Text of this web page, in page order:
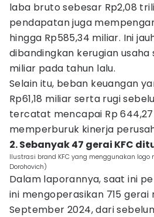
laba bruto sebesar Rp2,08
pendapatan juga
hingga Rp585,34 miliar. Ini
dibandingkan kerugian usaha
miliar pada tahun lalu.
Selain itu, beban keuangan
Rp61,18 miliar serta rugi
tercatat mencapai Rp
memperburuk kinerja
2. Sebanyak 47 gerai KFC
Ilustrasi brand KFC yang menggunakan
Dorohovich)
Dalam laporannya, saat ini
ini mengoperasikan 715
September 2024, dari